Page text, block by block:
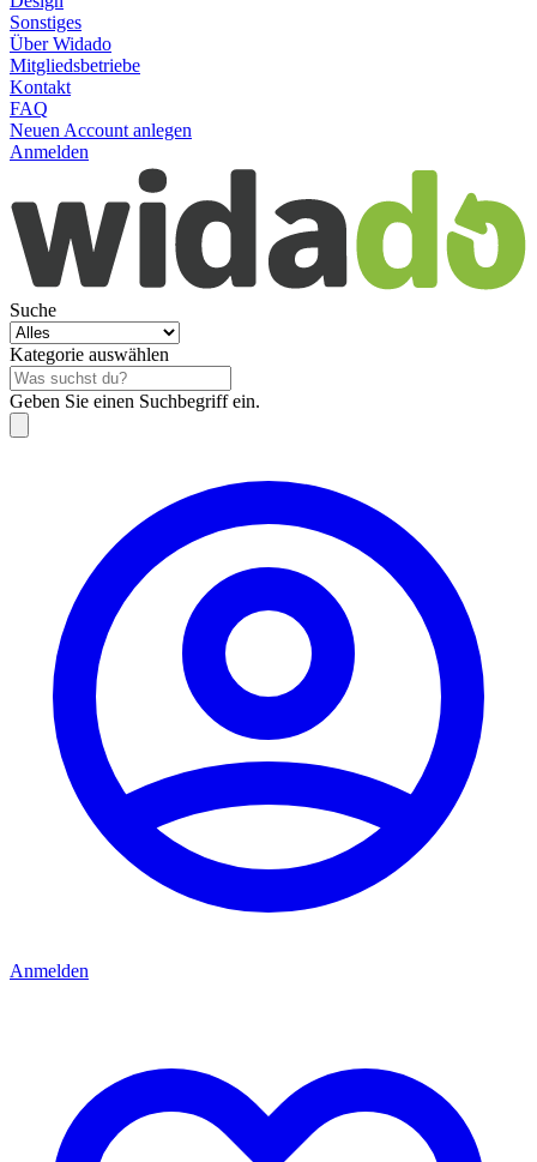
Sonstiges
Über Widado
Mitgliedsbetriebe
Kontakt
FAQ
Neuen Account anlegen
Anmelden
Suche
Kategorie auswählen
Geben Sie einen Suchbegriff ein.
Anmelden